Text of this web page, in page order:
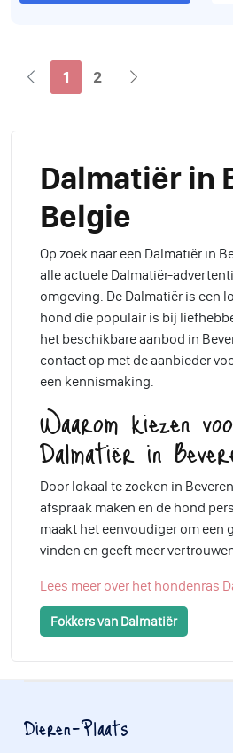
1 2
Dalmatiër in
Belgie
Op zoek naar een Dalmatiër in
alle actuele Dalmatiër-
omgeving. De Dalmatiër is een
hond die populair is bij
het beschikbare aanbod in
contact op met de aanbieder
een kennismaking.
Waarom kiezen
Dalmatiër in
Door lokaal te zoeken in
afspraak maken en de hond
maakt het eenvoudiger om een
vinden en geeft meer
Lees meer over het hondenras
Fokkers van Dalmatiër
Dieren-Plaats